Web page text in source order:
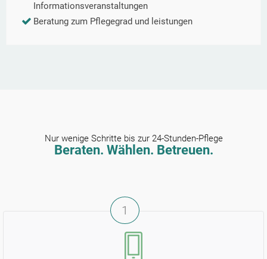
Informationsveranstaltungen
Beratung zum Pflegegrad und leistungen
Nur wenige Schritte bis zur 24-Stunden-Pflege
Beraten. Wählen. Betreuen.
1